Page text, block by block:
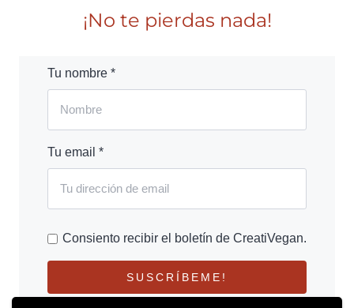
¡No te pierdas nada!
Tu nombre *
Tu email *
Consiento recibir el boletín de CreatiVegan.
SUSCRÍBEME!